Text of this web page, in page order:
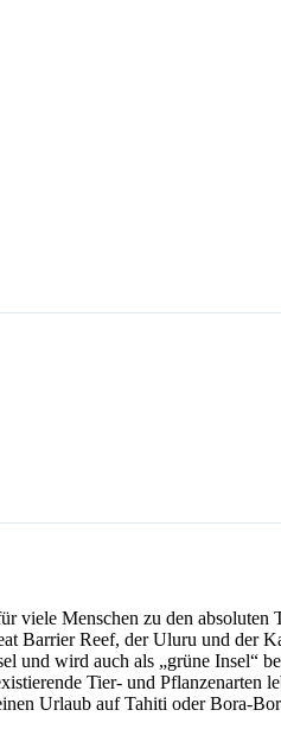
viele Menschen zu den absoluten
Barrier Reef, der Uluru und der
und wird auch als „grüne Insel“
Tier- und Pflanzenarten
Urlaub auf Tahiti oder Bora-